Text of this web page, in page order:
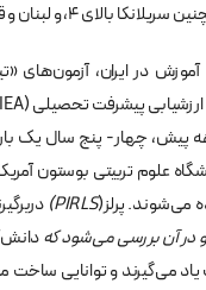
4، و لبنان و قطر بالای 5 است
در ایران، آزمون‌های
چهار- پنج سال یک بار،
علوم تربیتی بوستون
می‌شوند. پرلز(PIRLS
)
در آن بررسی می‌شود که
می‌گیرند و توانایی‌ ساخت‌